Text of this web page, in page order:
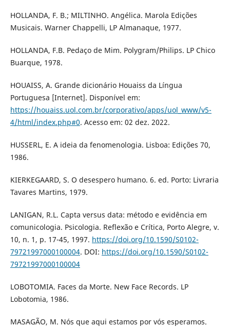
HOLLANDA, F. B.; MILTINHO. Angélica. Marola Edições
Musicais. Warner Chappelli, LP Almanaque, 1977.
HOLLANDA, F.B. Pedaço de Mim. Polygram/Philips. LP Chico
Buarque, 1978.
HOUAISS, A. Grande dicionário Houaiss da Língua
Portuguesa [Internet]. Disponível em:
https://houaiss.uol.com.br/corporativo/apps/uol_www/v5-
4/html/index.php#0. Acesso em: 02 dez. 2022.
HUSSERL, E. A ideia da fenomenologia. Lisboa: Edições 70,
1986.
KIERKEGAARD, S. O desespero humano. 6. ed. Porto: Livraria
Tavares Martins, 1979.
LANIGAN, R.L. Capta versus data: método e evidência em
comunicologia. Psicologia. Reflexão e Crítica, Porto Alegre, v.
10, n. 1, p. 17-45, 1997. https://doi.org/10.1590/S0102-
79721997000100004. DOI: https://doi.org/10.1590/S0102-
79721997000100004
LOBOTOMIA. Faces da Morte. New Face Records. LP
Lobotomia, 1986.
MASAGÃO, M. Nós que aqui estamos por vós esperamos.